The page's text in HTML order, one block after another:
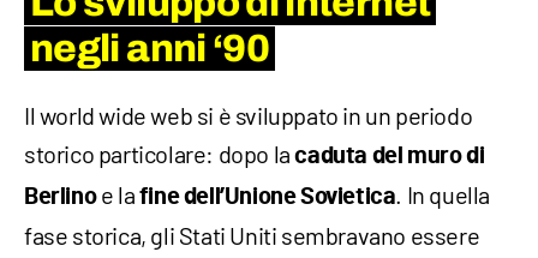
negli anni ‘90
Il world wide web si è sviluppato in un periodo
storico particolare: dopo la caduta del muro di
Berlinoe la fine dell’Unione Sovietica. In quella
fase storica, gli Stati Uniti sembravano essere